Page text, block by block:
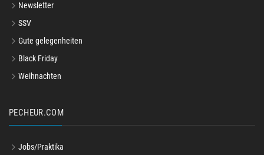
Newsletter
SSV
Gute gelegenheiten
Black Friday
Weihnachten
PECHEUR.COM
Jobs/Praktika